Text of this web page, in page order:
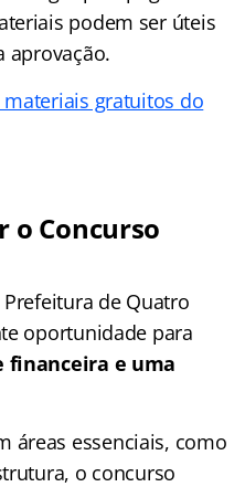
podem ser úteis
aprovação.
materiais gratuitos do
o Concurso
de Quatro
oportunidade para
financeira e uma
áreas essenciais, como
o concurso